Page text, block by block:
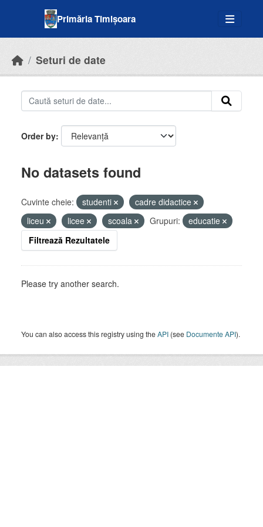
Primăria Timișoara
Seturi de date
Order by
No datasets found
Cuvinte cheie: studenti
cadre didactice
liceu
licee scoala Grupuri:
educatie
Filtrează Rezultatele
Please try another search.
You can also access this registry using theAPI (see Documente API).